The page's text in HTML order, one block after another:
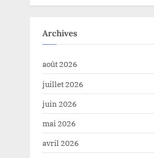
Archives
août 2026
juillet 2026
juin 2026
mai 2026
avril 2026